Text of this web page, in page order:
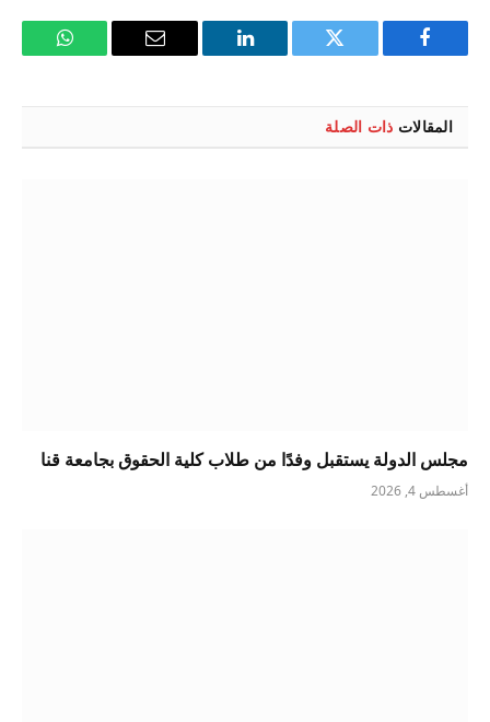
فيسبوك تويتر لينكدإن
البريد
واتساب
المقالات ذات الصلة
مجلس الدولة يستقبل وفدًا من طلاب كلية الحقوق بجامعة قنا
أغسطس 4, 2026